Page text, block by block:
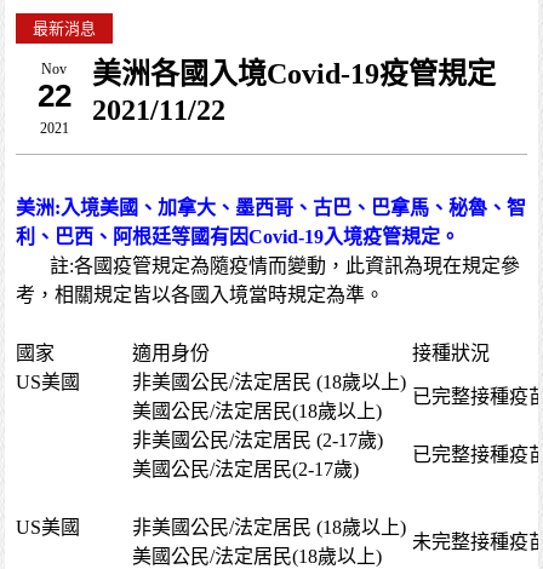
最新消息
Nov
22
2021
美洲各國入境Covid-19疫管規定
2021/11/22
美洲:入境美國、加拿大、墨西哥、古巴、巴拿馬、秘魯、智
利、巴西、阿根廷等國有因Covid-19入境疫管規定。
註:各國疫管規定為隨疫情而變動，此資訊為現在規定參
考，相關規定皆以各國入境當時規定為準。
國家 適用身份
接種狀況
US美國
非美國公民/法定居民 (18歲以上)
已完整接種疫
美國公民/法定居民(18歲以上)
非美國公民/法定居民 (2-17歲)
已完整接種疫
美國公民/法定居民(2-17歲)
US美國 非美國公民/法定居民 (18歲以上)
未完整接種疫
美國公民/法定居民(18歲以上)